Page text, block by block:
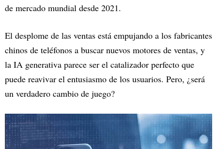
de mercado mundial desde 2021.
El desplome de las ventas está empujando a los fabricantes
chinos de teléfonos a buscar nuevos motores de ventas, y
la IA generativa parece ser el catalizador perfecto que
puede reavivar el entusiasmo de los usuarios. Pero, ¿será
un verdadero cambio de juego?